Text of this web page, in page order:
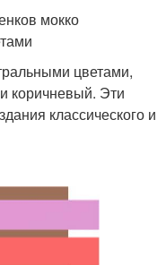
мокко
цветами,
коричневый. Эти
классического и